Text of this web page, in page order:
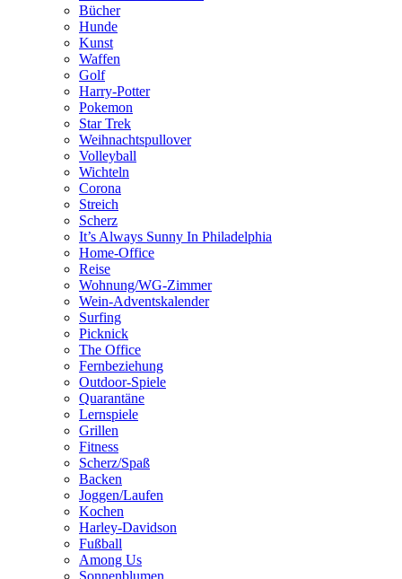
Bücher
Hunde
Kunst
Waffen
Golf
Harry-Potter
Pokemon
Star Trek
Weihnachtspullover
Volleyball
Wichteln
Corona
Streich
Scherz
It’s Always Sunny In Philadelphia
Home-Office
Reise
Wohnung/WG-Zimmer
Wein-Adventskalender
Surfing
Picknick
The Office
Fernbeziehung
Outdoor-Spiele
Quarantäne
Lernspiele
Grillen
Fitness
Scherz/Spaß
Backen
Joggen/Laufen
Kochen
Harley-Davidson
Fußball
Among Us
Sonnenblumen